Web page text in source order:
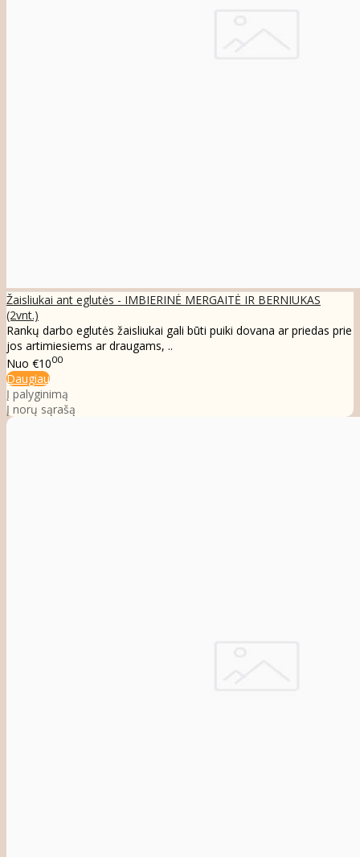
Žaisliukai ant eglutės - IMBIERINĖ MERGAITĖ IR BERNIUKAS
(2vnt.)
Rankų darbo eglutės žaisliukai gali būti puiki dovana ar priedas prie
jos artimiesiems ar draugams, ..
Nuo €1000
Daugiau
Į palyginimą
Į norų sąrašą